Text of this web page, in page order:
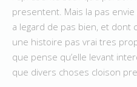
presentent. Mais la pas
a legard de pas bien, et
une histoire pas vrai tres
que pense qu’elle levant
que divers choses cloison